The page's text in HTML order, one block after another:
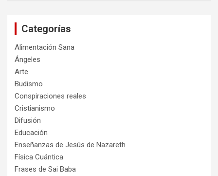
Categorías
Alimentación Sana
Ángeles
Arte
Budismo
Conspiraciones reales
Cristianismo
Difusión
Educación
Enseñanzas de Jesús de Nazareth
Física Cuántica
Frases de Sai Baba